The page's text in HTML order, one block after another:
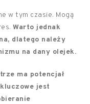
w tym czasie. Mogą
Warto jednak
dlatego należy
na dany olejek.
ma potencjał
jest